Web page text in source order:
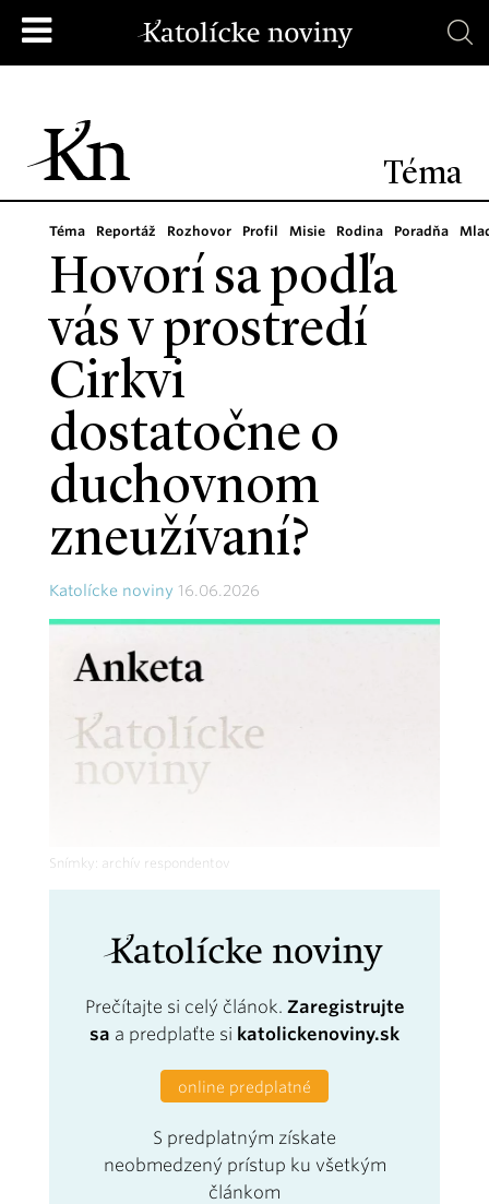
Téma
Téma Reportáž Rozhovor Profil Misie Rodina Poradňa
Hovorí sa podľa
vás v prostredí
Cirkvi
dostatočne o
duchovnom
zneužívaní?
Katolícke noviny 16.06.2026
Snímky: archív respondentov
Prečítajte si celý článok. Zaregistrujte
sa a predplaťte si katolickenoviny.sk
online predplatné
S predplatným získate
neobmedzený prístup ku všetkým
článkom